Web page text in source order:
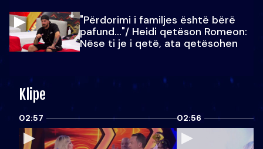
"Përdorimi i familjes është bërë
pafund…"/ Heidi qetëson Romeon:
Nëse ti je i qetë, ata qetësohen
Klipe
02:57 02:56